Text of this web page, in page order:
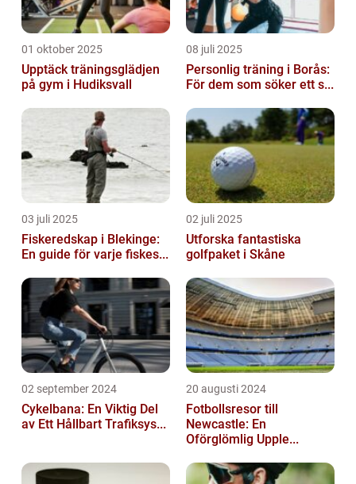
01 oktober 2025
Upptäck träningsglädjen
på gym i Hudiksvall
08 juli 2025
Personlig träning i Borås:
För dem som söker ett s...
03 juli 2025
Fiskeredskap i Blekinge:
En guide för varje fiskes...
02 juli 2025
Utforska fantastiska
golfpaket i Skåne
02 september 2024
Cykelbana: En Viktig Del
av Ett Hållbart Trafiksys...
20 augusti 2024
Fotbollsresor till
Newcastle: En
Oförglömlig Upple...